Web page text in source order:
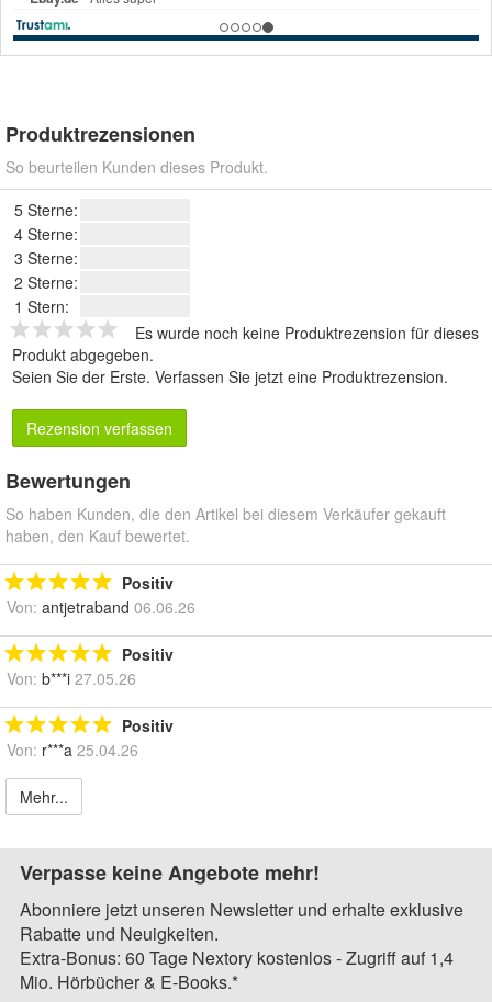
Produktrezensionen
So beurteilen Kunden dieses Produkt.
5 Sterne:
4 Sterne:
3 Sterne:
2 Sterne:
1 Stern:
Es wurde noch keine Produktrezension für dieses
Produkt abgegeben.
Seien Sie der Erste. Verfassen Sie jetzt eine Produktrezension.
Rezension verfassen
Bewertungen
So haben Kunden, die den Artikel bei diesem Verkäufer gekauft
haben, den Kauf bewertet.
Positiv
Von: antjetraband 06.06.26
Positiv
Von: b***i 27.05.26
Positiv
Von: r***a 25.04.26
Mehr...
Verpasse keine Angebote mehr!
Abonniere jetzt unseren Newsletter und erhalte exklusive
Rabatte und Neuigkeiten.
Extra-Bonus: 60 Tage Nextory kostenlos - Zugriff auf 1,4
Mio. Hörbücher & E-Books.*